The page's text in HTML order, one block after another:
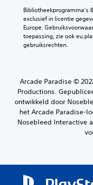
Bibliotheekprogramma's
exclusief in licentie
Europe.
toepassing, zie ook
gebruiksrechten.
Arcade Paradise ©
Productions.
ontwikkeld door
het Arcade Paradise-
Nosebleed Interactive